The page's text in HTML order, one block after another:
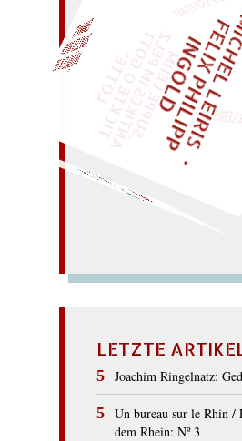
„
S
U
P
P
E
L
E
H
M
A
N
T
I
K
E
S
I
M
E
L
Z
T
I
C
K
T
E
O
G
O
T
T
L
O
T
T
E
ANONYM
Mann ohne
Na
men: Onan!
Ungetüm!
M
I
C
H
E
L
L
E
I
R
I
S
・
F
E
L
I
X
P
H
I
L
I
P
P
I
N
G
O
L
D LIES SIR
EINMAL!
LETZTE
Joachim Ringelnatz:
Un bureau sur le Rhin /
dem Rhein: Nº 3